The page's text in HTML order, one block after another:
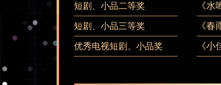
短剧、小品二等奖 《
短剧、小品三等奖 《春
优秀电视短剧、小品奖 《